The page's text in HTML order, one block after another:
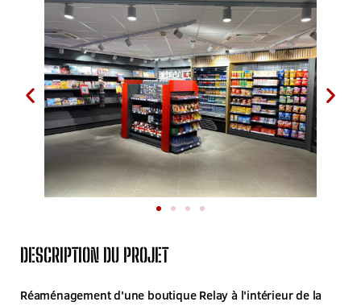
DESCRIPTION DU PROJET
Réaménagement d'une boutique Relay à l'intérieur de la